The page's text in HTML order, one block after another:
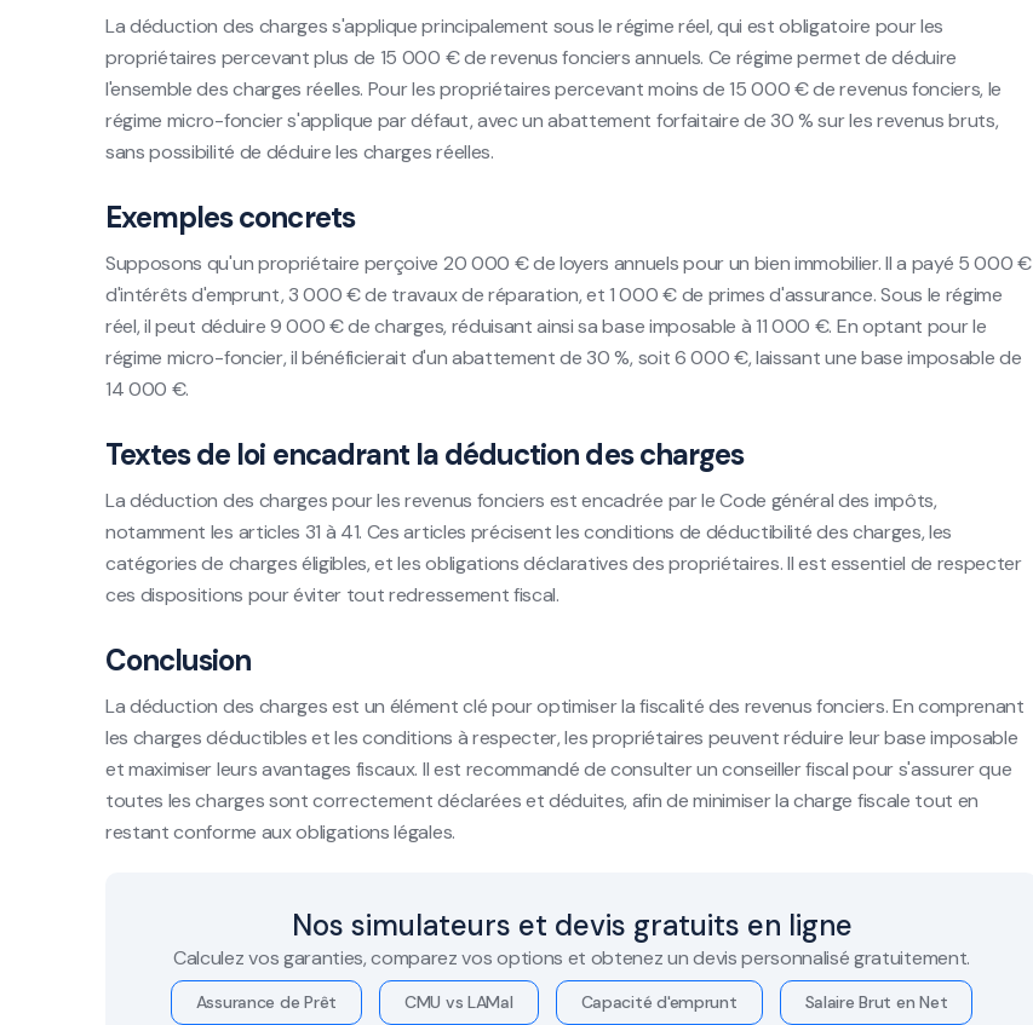
La déduction des charges s'applique principalement sous le régime réel, qui est obligatoire pour les
propriétaires percevant plus de 15 000 € de revenus fonciers annuels. Ce régime permet de déduire
l'ensemble des charges réelles. Pour les propriétaires percevant moins de 15 000 € de revenus fonciers, le
régime micro-foncier s'applique par défaut, avec un abattement forfaitaire de 30 % sur les revenus bruts,
sans possibilité de déduire les charges réelles.
Exemples concrets
Supposons qu'un propriétaire perçoive 20 000 € de loyers annuels pour un bien immobilier. Il a payé 5 000 €
d'intérêts d'emprunt, 3 000 € de travaux de réparation, et 1 000 € de primes d'assurance. Sous le régime
réel, il peut déduire 9 000 € de charges, réduisant ainsi sa base imposable à 11 000 €. En optant pour le
régime micro-foncier, il bénéficierait d'un abattement de 30 %, soit 6 000 €, laissant une base imposable de
14 000 €.
Textes de loi encadrant la déduction des charges
La déduction des charges pour les revenus fonciers est encadrée par le Code général des impôts,
notamment les articles 31 à 41. Ces articles précisent les conditions de déductibilité des charges, les
catégories de charges éligibles, et les obligations déclaratives des propriétaires. Il est essentiel de respecter
ces dispositions pour éviter tout redressement fiscal.
Conclusion
La déduction des charges est un élément clé pour optimiser la fiscalité des revenus fonciers. En comprenant
les charges déductibles et les conditions à respecter, les propriétaires peuvent réduire leur base imposable
et maximiser leurs avantages fiscaux. Il est recommandé de consulter un conseiller fiscal pour s'assurer que
toutes les charges sont correctement déclarées et déduites, afin de minimiser la charge fiscale tout en
restant conforme aux obligations légales.
Nos simulateurs et devis gratuits en ligne
Calculez vos garanties, comparez vos options et obtenez un devis personnalisé gratuitement.
Assurance de Prêt CMU vs LAMal Capacité d'emprunt Salaire Brut en Net